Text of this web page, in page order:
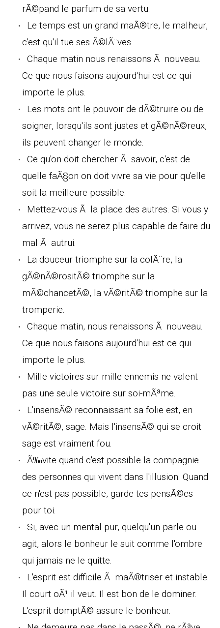
rÃ©pand le parfum de sa vertu.
Le temps est un grand maÃ®tre, le malheur,
c'est qu'il tue ses Ã©lÃ¨ves.
Chaque matin nous renaissons Ã nouveau.
Ce que nous faisons aujourd'hui est ce qui
importe le plus.
Les mots ont le pouvoir de dÃ©truire ou de
soigner, lorsqu'ils sont justes et gÃ©nÃ©reux,
ils peuvent changer le monde.
Ce qu'on doit chercher Ã savoir, c'est de
quelle faÃ§on on doit vivre sa vie pour qu'elle
soit la meilleure possible.
Mettez-vous Ã la place des autres. Si vous y
arrivez, vous ne serez plus capable de faire du
mal Ã autrui.
La douceur triomphe sur la colÃ¨re, la
gÃ©nÃ©rositÃ© triomphe sur la
mÃ©chancetÃ©, la vÃ©ritÃ© triomphe sur la
tromperie.
Chaque matin, nous renaissons Ã nouveau.
Ce que nous faisons aujourd'hui est ce qui
importe le plus.
Mille victoires sur mille ennemis ne valent
pas une seule victoire sur soi-mÃªme.
L'insensÃ© reconnaissant sa folie est, en
vÃ©ritÃ©, sage. Mais l'insensÃ© qui se croit
sage est vraiment fou.
Ã‰vite quand c'est possible la compagnie
des personnes qui vivent dans l'illusion. Quand
ce n'est pas possible, garde tes pensÃ©es
pour toi.
Si, avec un mental pur, quelqu'un parle ou
agit, alors le bonheur le suit comme l'ombre
qui jamais ne le quitte.
L'esprit est difficile Ã maÃ®triser et instable.
Il court oÃ¹ il veut. Il est bon de le dominer.
L'esprit domptÃ© assure le bonheur.